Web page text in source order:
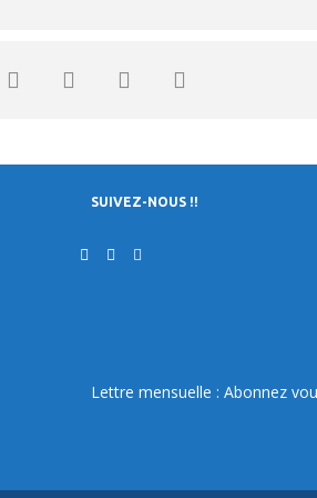
SUIVEZ-NOUS !!
Lettre mensuelle : Abonnez